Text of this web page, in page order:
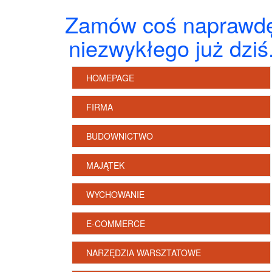
Zamów coś
niezwykłego już
HOMEPAGE
FIRMA
BUDOWNICTWO
MAJĄTEK
WYCHOWANIE
E-COMMERCE
NARZĘDZIA WARSZTATOWE